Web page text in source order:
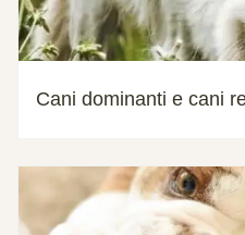
Cani dominanti e cani